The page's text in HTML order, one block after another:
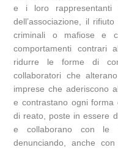
e i loro rappresentanti
dell’associazione, il
criminali o mafiose e
comportamenti contrari
ridurre le forme di
collaboratori che
imprese che aderiscono
e contrastano ogni forma
di reato, poste in essere
e collaborano con le
denunciando, anche con